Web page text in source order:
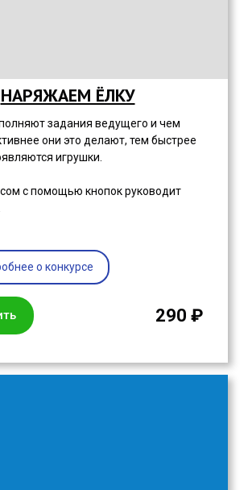
НАРЯЖАЕМ ЁЛКУ
задания ведущего и чем
они это делают, тем быстрее
игрушки.
с помощью кнопок руководит
о конкурсе
290 ₽